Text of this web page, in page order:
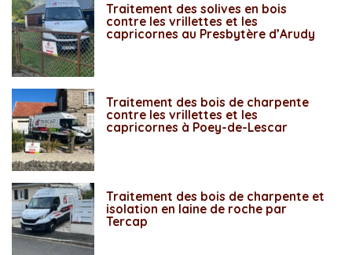
Traitement des solives en bois
contre les vrillettes et les
capricornes au Presbytère d’Arudy
Traitement des bois de charpente
contre les vrillettes et les
capricornes à Poey-de-Lescar
Traitement des bois de charpente et
isolation en laine de roche par
Tercap